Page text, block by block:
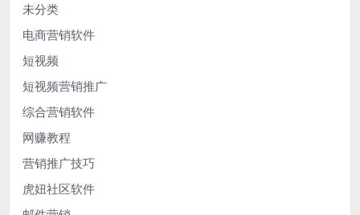
未分类
电商营销软件
短视频
短视频营销推广
综合营销软件
网赚教程
营销推广技巧
虎妞社区软件